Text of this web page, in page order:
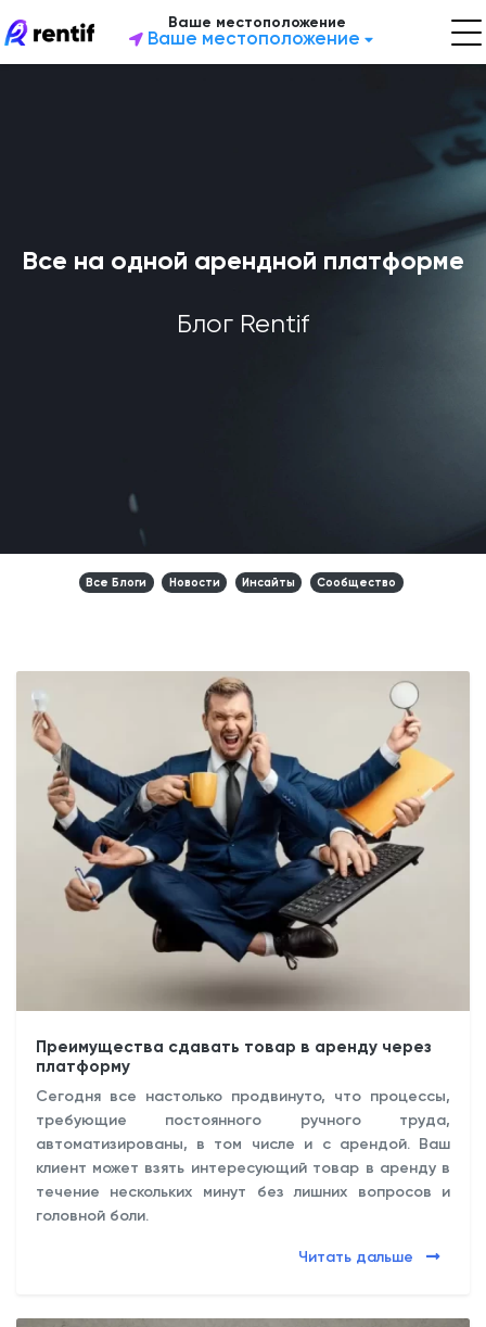
Ваше местоположение
Ваше местоположение
Все на одной арендной платформе
Блог Rentif
Все Блоги Новости Инсайты Сообщество
Преимущества сдавать товар в аренду через
платформу
Сегодня все настолько продвинуто, что процессы,
требующие постоянного ручного труда,
автоматизированы, в том числе и с арендой. Ваш
клиент может взять интересующий товар в аренду в
течение нескольких минут без лишних вопросов и
головной боли.
Читать дальше